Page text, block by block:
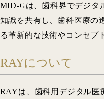
MID-Gは、歯科界でデジタ
知識を共有し、歯科医療の
る革新的な技術やコンセプ
RAYについて
RAYは、歯科用デジタル医